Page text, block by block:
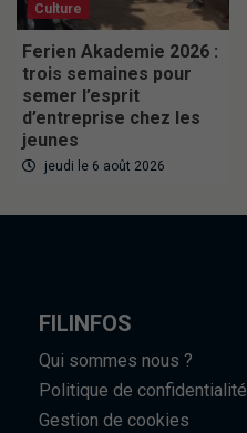
Culture
Ferien Akademie 2026 :
trois semaines pour
semer l’esprit
d’entreprise chez les
jeunes
jeudi le 6 août 2026
FILINFOS
Qui sommes nous ?
Politique de confidentialité
Gestion de cookies